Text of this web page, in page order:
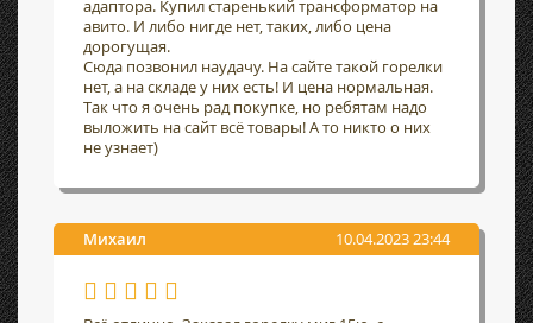
адаптора. Купил старенький трансформатор на
авито. И либо нигде нет, таких, либо цена
дорогущая.
Сюда позвонил наудачу. На сайте такой горелки
нет, а на складе у них есть! И цена нормальная.
Так что я очень рад покупке, но ребятам надо
выложить на сайт всё товары! А то никто о них
не узнает)
Михаил 10.04.2023 23:44